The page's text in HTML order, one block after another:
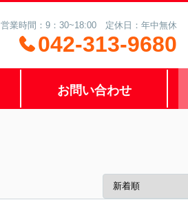
営業時間：9：30~18:00 定休日：年中無休
042-313-9680
お問い合わせ